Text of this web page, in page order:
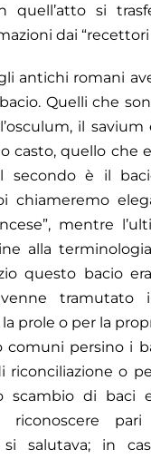
quell’atto si
dai “recettori
antichi romani
Quelli che
il savium
casto, quello che
secondo è il
chiameremo
mentre
alla
questo bacio
tramutato
prole o per la
comuni persino i
riconciliazione o
scambio di baci
riconoscere
si salutava; in